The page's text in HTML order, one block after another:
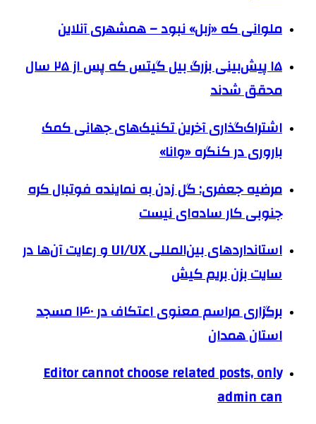
ملوانی که «زبل» نبود – همشهری آنلاین
۱۵ پیش‌بینی بزرگ بیل‌ گیتس که پس از ۲۵ سال
محقق شدند
اشتراک‌گذاری آخرین تکنیک‌های جهانی کمک
باروری در کنگره «وانا»
مرضیه جعفری: گل زدن به نماینده فوتبال کره
جنوبی کار ساده‌ای نیست
استانداردهای بین‌المللی UI/UX و رعایت آن‌ها در
سایت بزن بریم کیش
برگزاری مراسم معنوی اعتکاف در ۱۴۰ مسجد
استان همدان
Editor cannot choose related posts, only
admin can